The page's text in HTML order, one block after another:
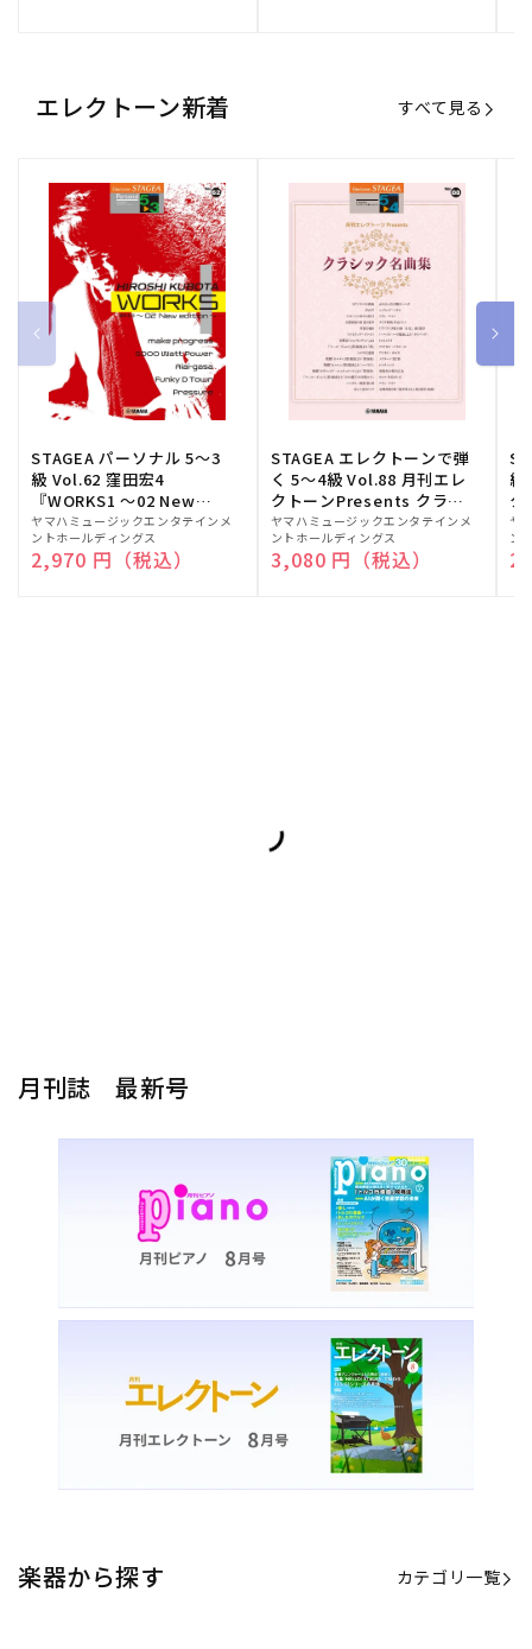
エレクトーン新着 すべて見る
STAGEA パーソナル 5～3
級 Vol.62 窪田宏4
『WORKS1 ～02 New
edition～』
販
売
元:
ヤマハミュージックエンタテインメ
ントホールディングス
通常価格
2,970 円（税込）
STAGEA エレクトーンで弾
く 5～4級 Vol.88 月刊エレ
クトーンPresents クラシ
ック名曲集
販
売
元:
ヤマハミュージックエンタテインメ
ントホールディングス
通常価格
3,080 円（税込）
級
ク
販
売
元:
ヤ
ン
カテゴリ一覧